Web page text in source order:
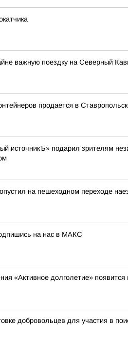
важную поездку на Северный
продается в
источникЪ» подарил зрителям
на пешеходном переходе
на нас в МАКС
«Активное долголетие»
добровольцев для участия в